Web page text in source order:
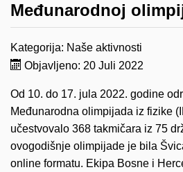
Međunarodnoj
Kategorija: Naše aktivnosti
Objavljeno: 20 Juli 2022
Od 10. do 17. jula 2022. godine
Međunarodna olimpijada iz fizike
učestvovalo 368 takmičara iz 75
ovogodišnje olimpijade je bila
online formatu. Ekipa Bosne i